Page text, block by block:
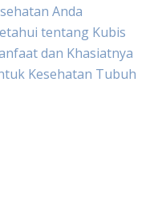
Anda
tentang Kubis
dan Khasiatnya
Kesehatan Tubuh